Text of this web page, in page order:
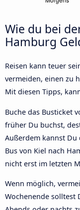
Wie du bei
Hamburg
Reisen kann teuer
vermeiden, einen zu
Mit diesen Tipps,
Buche das Busticket
früher Du buchst,
Außerdem kannst Du
Bus von Kiel nach
nicht erst im letzten
Wenn möglich,
Wochenende solltest